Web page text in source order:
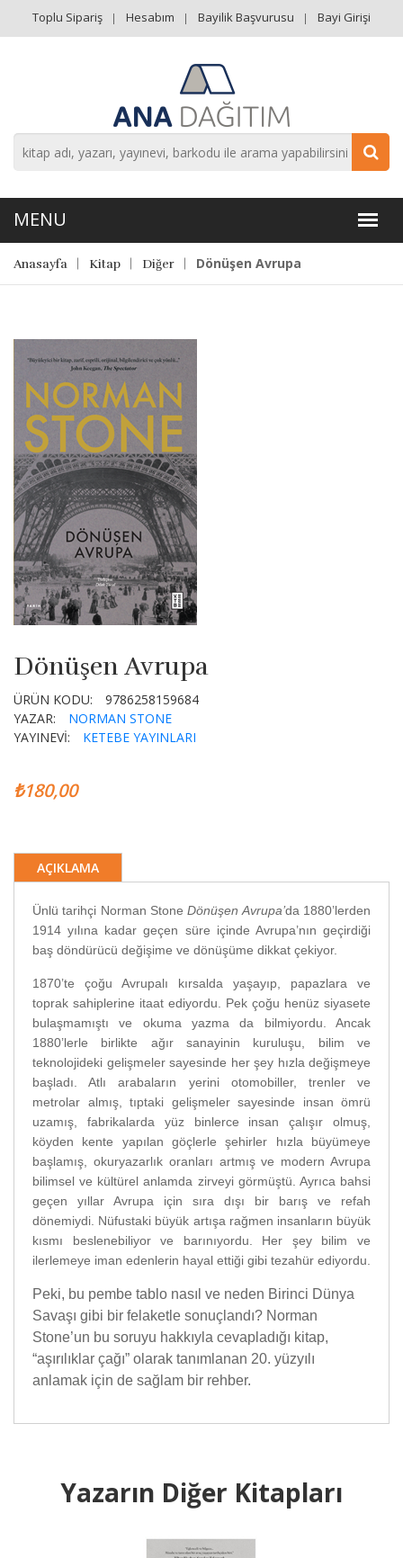
Toplu Sipariş Hesabım Bayilik Başvurusu Bayi Girişi
Anasayfa Kitap Diğer Dönüşen Avrupa
Dönüşen Avrupa
ÜRÜN KODU:
9786258159684
YAZAR:
NORMAN STONE
YAYINEVİ:
KETEBE YAYINLARI
₺180,00
AÇIKLAMA
Ünlü tarihçi Norman StoneDönüşen Avrupa’da 1880’lerden
1914 yılına kadar geçen süre içinde Avrupa’nın geçirdiği
baş döndürücü değişime ve dönüşüme dikkat çekiyor.
1870’te çoğu Avrupalı kırsalda yaşayıp, papazlara ve
toprak sahiplerine itaat ediyordu. Pek çoğu henüz siyasete
bulaşmamıştı ve okuma yazma da bilmiyordu. Ancak
1880’lerle birlikte ağır sanayinin kuruluşu, bilim ve
teknolojideki gelişmeler sayesinde her şey hızla değişmeye
başladı. Atlı arabaların yerini otomobiller, trenler ve
metrolar almış, tıptaki gelişmeler sayesinde insan ömrü
uzamış, fabrikalarda yüz binlerce insan çalışır olmuş,
köyden kente yapılan göçlerle şehirler hızla büyümeye
başlamış, okuryazarlık oranları artmış ve modern Avrupa
bilimsel ve kültürel anlamda zirveyi görmüştü. Ayrıca bahsi
geçen yıllar Avrupa için sıra dışı bir barış ve refah
dönemiydi. Nüfustaki büyük artışa rağmen insanların büyük
kısmı beslenebiliyor ve barınıyordu. Her şey bilim ve
ilerlemeye iman edenlerin hayal ettiği gibi tezahür ediyordu.
Peki, bu pembe tablo nasıl ve neden Birinci Dünya
Savaşı gibi bir felaketle sonuçlandı? Norman
Stone’un bu soruyu hakkıyla cevapladığı kitap,
“aşırılıklar çağı” olarak tanımlanan 20. yüzyılı
anlamak için de sağlam bir rehber.
Yazarın Diğer Kitapları